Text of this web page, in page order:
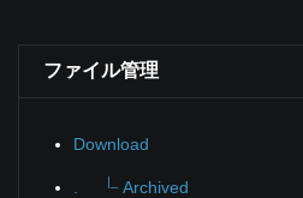
ファイル管理
Download
Archived